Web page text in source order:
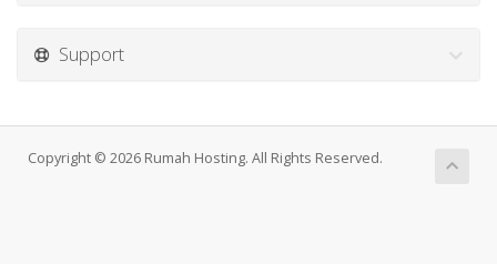
Support
Copyright © 2026 Rumah Hosting. All Rights Reserved.